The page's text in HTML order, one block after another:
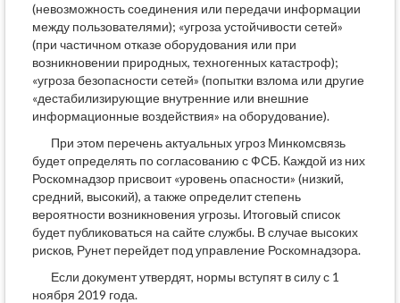
(невозможность соединения или передачи информации
между пользователями); «угроза устойчивости сетей»
(при частичном отказе оборудования или при
возникновении природных, техногенных катастроф);
«угроза безопасности сетей» (попытки взлома или другие
«дестабилизирующие внутренние или внешние
информационные воздействия» на оборудование).
При этом перечень актуальных угроз Минкомсвязь
будет определять по согласованию с ФСБ. Каждой из них
Роскомнадзор присвоит «уровень опасности» (низкий,
средний, высокий), а также определит степень
вероятности возникновения угрозы. Итоговый список
будет публиковаться на сайте службы. В случае высоких
рисков, Рунет перейдет под управление Роскомнадзора.
Если документ утвердят, нормы вступят в силу с 1
ноября 2019 года.